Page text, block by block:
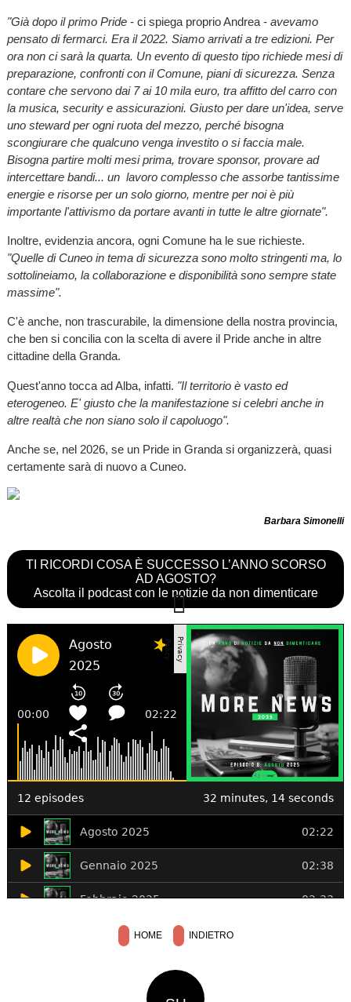
"Già dopo il primo Pride- ci spiega proprio Andrea - avevamo
pensato di fermarci. Era il 2022. Siamo arrivati a tre edizioni. Per
ora non ci sarà la quarta. Un evento di questo tipo richiede mesi di
preparazione, confronti con il Comune, piani di sicurezza. Senza
contare che servono dai 7 ai 10 mila euro, tra affitto del carro con
la musica, security e assicurazioni. Giusto per dare un'idea, serve
uno steward per ogni ruota del mezzo, perché bisogna
scongiurare che qualcuno venga investito o si faccia male.
Bisogna partire molti mesi prima, trovare sponsor, provare ad
intercettare bandi... un lavoro complesso che assorbe tantissime
energie e risorse per un solo giorno, mentre per noi è più
importante l'attivismo da portare avanti in tutte le altre giornate".
Inoltre, evidenzia ancora, ogni Comune ha le sue richieste.
"Quelle di Cuneo in tema di sicurezza sono molto stringenti ma, lo
sottolineiamo, la collaborazione e disponibilità sono sempre state
massime".
C'è anche, non trascurabile, la dimensione della nostra provincia,
che ben si concilia con la scelta di avere il Pride anche in altre
cittadine della Granda.
Quest'anno tocca ad Alba, infatti. "Il territorio è vasto ed
eterogeneo. E' giusto che la manifestazione si celebri anche in
altre realtà che non siano solo il capoluogo".
Anche se, nel 2026, se un Pride in Granda si organizzerà, quasi
certamente sarà di nuovo a Cuneo.
Barbara Simonelli
TI RICORDI COSA È SUCCESSO L’ANNO SCORSO
AD AGOSTO?
Ascolta il podcast con le notizie da non dimenticare
HOME INDIETRO